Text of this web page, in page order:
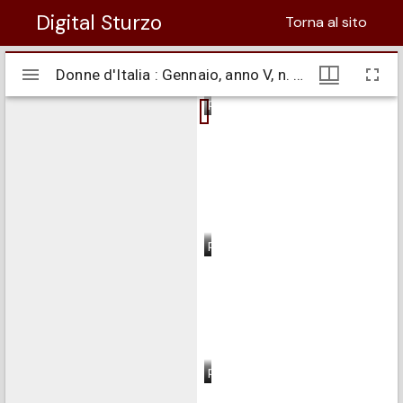
Digital Sturzo Torna al sito
Visualizzatore
Mirador
Donne d'Italia : Gennaio, anno V, n. 01
pagina 1
pagina 2
pagina 3
pagina 4
pagina 5
Donne d'Italia : Gennaio, anno V, n. 01